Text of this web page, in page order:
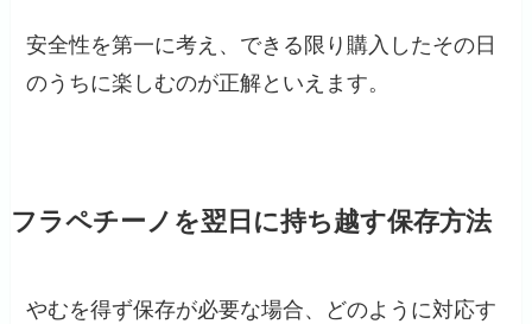
安全性を第一に考え、できる限り購入したその日
のうちに楽しむのが正解といえます。
フラペチーノを翌日に持ち越す保存方法
やむを得ず保存が必要な場合、どのように対応す